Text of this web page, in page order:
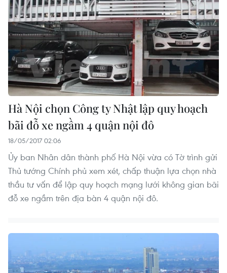
Hà Nội chọn Công ty Nhật lập quy hoạch
bãi đỗ xe ngầm 4 quận nội đô
18/05/2017 02:06
Ủy ban Nhân dân thành phố Hà Nội vừa có Tờ trình gửi
Thủ tướng Chính phủ xem xét, chấp thuận lựa chọn nhà
thầu tư vấn để lập quy hoạch mạng lưới không gian bãi
đỗ xe ngầm trên địa bàn 4 quận nội đô.